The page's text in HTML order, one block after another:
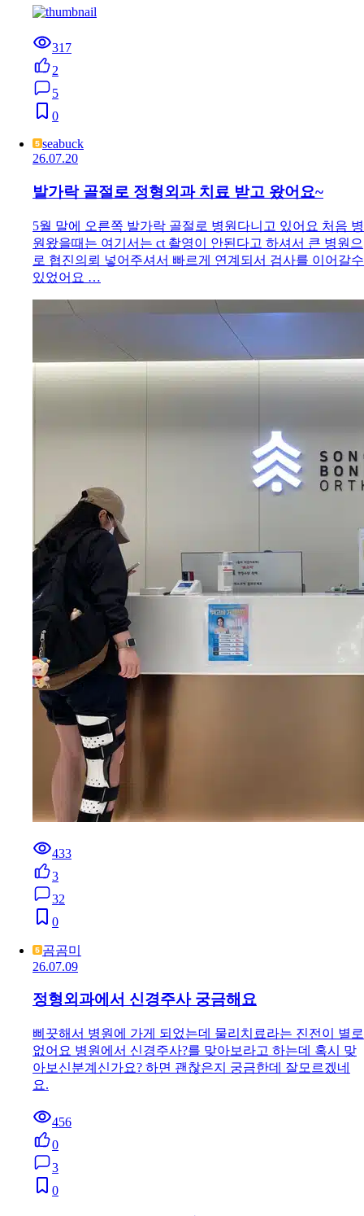
317
2
5
0
seabuck
26.07.20
발가락 골절로 정형외과 치료 받고 왔어요~
5월 말에 오른쪽 발가락 골절로 병원다니고 있어요 처음 병
원왔을때는 여기서는 ct 촬영이 안된다고 하셔서 큰 병원으
로 협진의뢰 넣어주셔서 빠르게 연계되서 검사를 이어갈수
있었어요 …
433
3
32
0
곰곰미
26.07.09
정형외과에서 신경주사 궁금해요
삐끗해서 병원에 가게 되었는데 물리치료라는 진전이 별로
없어요 병원에서 신경주사?를 맞아보라고 하는데 혹시 맞
아보신분계신가요? 하면 괜찮은지 궁금한데 잘모르겠네
요.
456
0
3
0